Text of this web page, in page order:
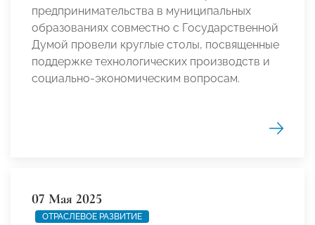
предпринимательства в муниципальных
образованиях совместно с Государственной
Думой провели круглые столы, посвященные
поддержке технологических производств и
социально-экономическим вопросам.
07 Мая 2025
ОТРАСЛЕВОЕ РАЗВИТИЕ